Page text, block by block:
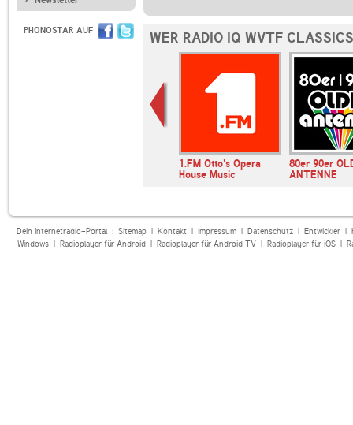
PHONOSTAR AUF WER RADIO IQ WVTF
1.FM Otto's Opera
House Music
80er 90er
ANTENNE
Dein Internetradio-Portal : Sitemap| Kontakt| Impressum| Datenschutz| Entwickler|
Windows| Radioplayer für Android| Radioplayer für Android TV| Radioplayer für iOS|